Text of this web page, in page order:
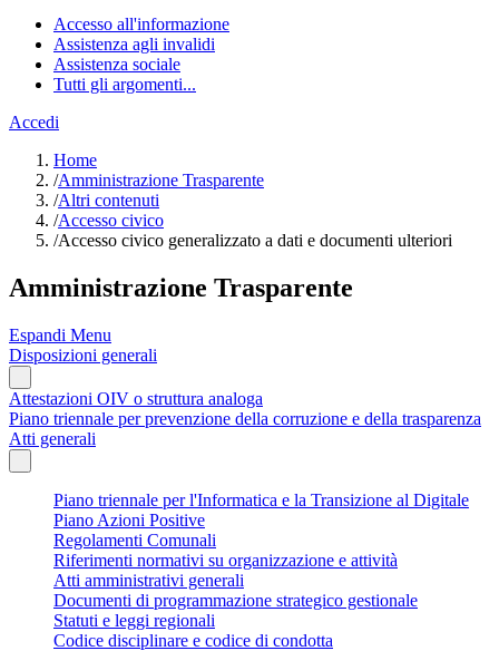
Accesso all'informazione
Assistenza agli invalidi
Assistenza sociale
Tutti gli argomenti...
Accedi
Home
/Amministrazione Trasparente
/Altri contenuti
/Accesso civico
/Accesso civico generalizzato a dati e documenti ulteriori
Amministrazione Trasparente
Espandi Menu
Disposizioni generali
Attestazioni OIV o struttura analoga
Piano triennale per prevenzione della corruzione e della trasparenza
Atti generali
Piano triennale per l'Informatica e la Transizione al Digitale
Piano Azioni Positive
Regolamenti Comunali
Riferimenti normativi su organizzazione e attività
Atti amministrativi generali
Documenti di programmazione strategico gestionale
Statuti e leggi regionali
Codice disciplinare e codice di condotta